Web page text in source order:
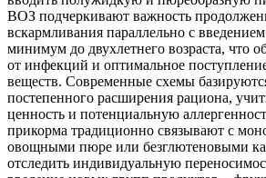
ВОЗ подчеркивают важность
вскармливания параллельно с
минимум до двухлетнего возраста, что
от инфекций и оптимальное
веществ. Современные схемы
постепенного расширения рациона,
ценность и потенциальную
прикорма традиционно связывают с
овощными пюре или безглютеновыми
отследить индивидуальную